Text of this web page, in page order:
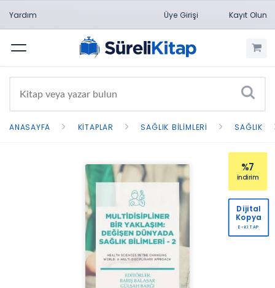
Yardım Üye Girişi Kayıt Olun
Menü
ANASAYFA KITAPLAR SAĞLIK BILIMLERI SAĞLIK
%7
indirim
Dijital
Kopya
E-KİTAP